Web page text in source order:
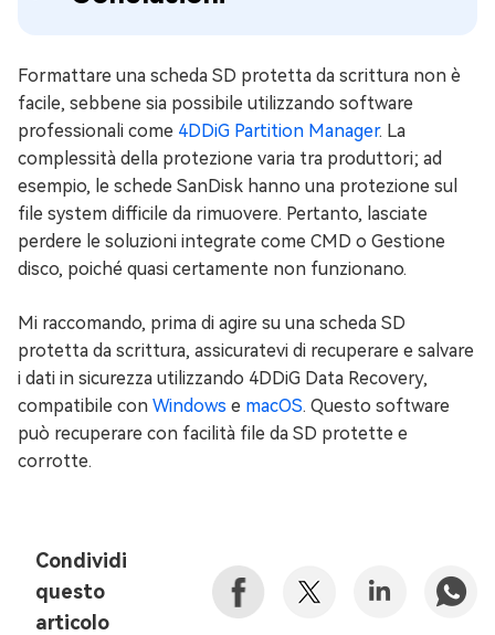
Formattare una scheda SD protetta da scrittura non è
facile, sebbene sia possibile utilizzando software
professionali come 4DDiG Partition Manager. La
complessità della protezione varia tra produttori; ad
esempio, le schede SanDisk hanno una protezione sul
file system difficile da rimuovere. Pertanto, lasciate
perdere le soluzioni integrate come CMD o Gestione
disco, poiché quasi certamente non funzionano.
Mi raccomando, prima di agire su una scheda SD
protetta da scrittura, assicuratevi di recuperare e salvare
i dati in sicurezza utilizzando 4DDiG Data Recovery,
compatibile con Windows e macOS. Questo software
può recuperare con facilità file da SD protette e
corrotte.
Condividi
questo
articolo